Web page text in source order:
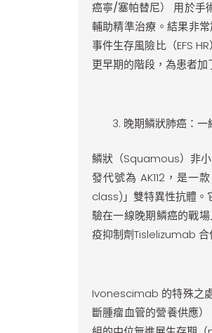
癌寧/塞帕替尼）
用於手
輔助精準治療。結果非
事件生存風險比（EFS
更早期的階段，為患者加
晚期鱗狀肺癌：一
鱗狀（Squamous）非
發代號為 AK112，是
class)」雙特異性抗體。
驗在一線晚期鱗癌的戰
疫抑制劑Tislelizumab 合
Ivonescimab 的特殊之
斷腫瘤血管的營養供應